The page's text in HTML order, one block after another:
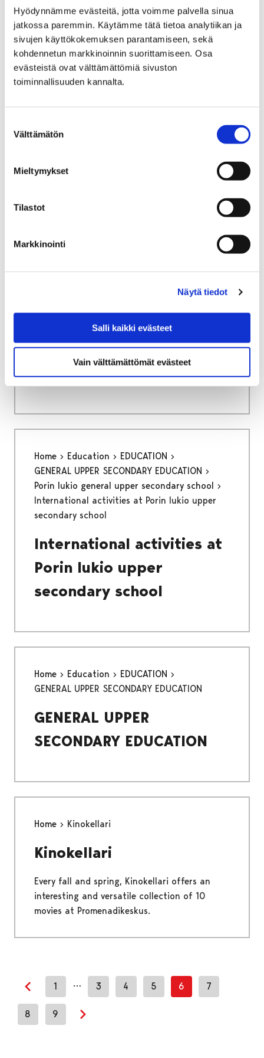
Hyödynnämme evästeitä, jotta voimme palvella sinua
jatkossa paremmin. Käytämme tätä tietoa analytiikan ja
sivujen käyttökokemuksen parantamiseen, sekä
kohdennetun markkinoinnin suorittamiseen. Osa
evästeistä ovat välttämättömiä sivuston
toiminnallisuuden kannalta.
valinta
Välttämätön
Mieltymykset
Tilastot
Markkinointi
Näytä tiedot
Salli kaikki evästeet
Vain välttämättömät evästeet
Home MONIPORI-multilingual info
MONIPORI-multilingual
info
Immigration help-desk
Living in Pori
Home
Culture and sports
Kruunupää Centre for Children´s Culture
Other activities
Other activities
Home Education
EDUCATION
GENERAL UPPER SECONDARY EDUCATION
Porin lukio general upper secondary school
International activities at Porin lukio upper
secondary school
International activities at
Porin lukio upper
secondary school
Home Education
EDUCATION
GENERAL UPPER SECONDARY EDUCATION
GENERAL UPPER
SECONDARY EDUCATION
Home Kinokellari
Kinokellari
Every fall and spring, Kinokellari offers an
interesting and versatile collection of 10
movies at Promenadikeskus.
Previous page
1 … 3 4 5 6 7
8 9